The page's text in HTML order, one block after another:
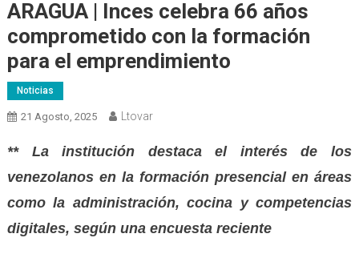
ARAGUA | Inces celebra 66 años
comprometido con la formación
para el emprendimiento
Noticias
21 Agosto, 2025 Ltovar
** La institución destaca el interés de los
venezolanos en la formación presencial en áreas
como la administración, cocina y competencias
digitales, según una encuesta reciente